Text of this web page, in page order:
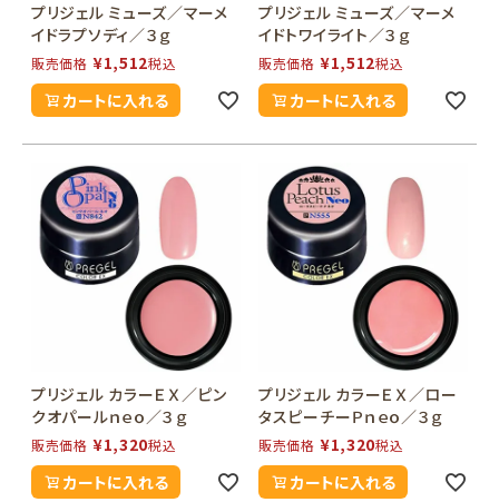
プリジェル ミューズ／マーメ
イドラプソディ／３ｇ
販売価格 ¥1,512税込
カートに入れる
プリジェル ミューズ／マーメ
イドトワイライト／３ｇ
販売価格 ¥1,512税込
カートに入れる
プリジェル カラーＥＸ／ピン
クオパールｎｅｏ／３ｇ
販売価格 ¥1,320税込
カートに入れる
プリジェル カラーＥＸ／ロー
タスピーチーＰｎｅｏ／３ｇ
販売価格 ¥1,320税込
カートに入れる